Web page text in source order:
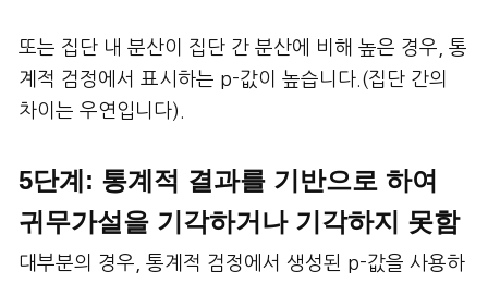
또는 집단 내 분산이 집단 간 분산에 비해 높은 경우, 통
계적 검정에서 표시하는 p-값이 높습니다.(집단 간의
차이는 우연입니다).
5단계: 통계적 결과를 기반으로 하여
귀무가설을 기각하거나 기각하지 못함
대부분의 경우, 통계적 검정에서 생성된 p-값을 사용하